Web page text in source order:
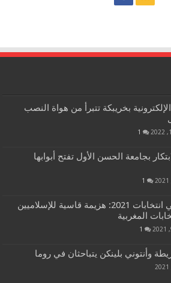
بخريبكة تتبرأ من هواة النصب
1
بجامعة الحسن الأول تفتح أبوابها
1
قراءة في انتخابات 2021: هزيمة قاسية للإسلاميين
المغربية
1
وأنتوني بلينكن يتباحثان في روما